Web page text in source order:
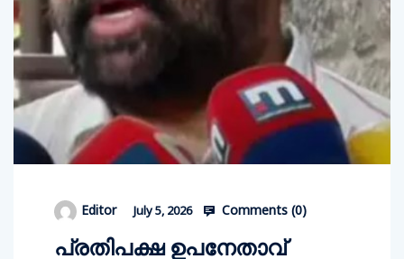
Editor July 5, 2026 Comments (0)
പ്രതിപക്ഷ ഉപനേതാവ്